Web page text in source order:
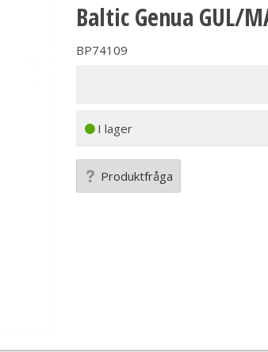
Baltic Genua GUL/
BP74109
I lager
Produktfråga